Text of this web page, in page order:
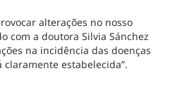
alterações no nosso
com a doutora Silvia Sánchez
na incidência das doenças
estabelecida”.